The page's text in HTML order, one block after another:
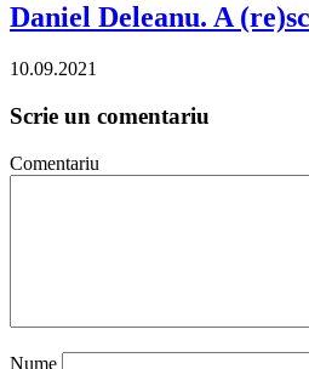
Daniel Deleanu. A
10.09.2021
Scrie un comentariu
Comentariu
Nume